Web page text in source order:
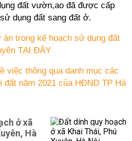
đất vườn,ao đã được cấp
dụng đất sang đất ở.
trong kế hoạch sử dụng đất
TẠI ĐÂY
việc thông qua danh mục các
đất năm 2021 của HĐND TP Hà
ở xã
Hà